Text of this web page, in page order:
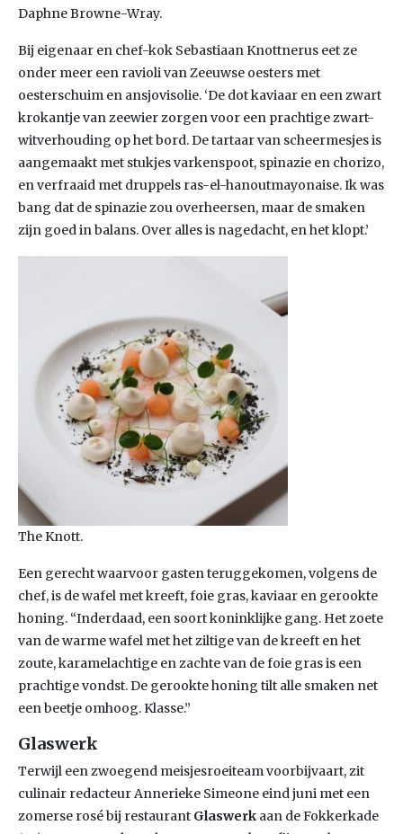
Daphne Browne-Wray.
Bij eigenaar en chef-kok Sebastiaan Knottnerus eet ze
onder meer een ravioli van Zeeuwse oesters met
oesterschuim en ansjovisolie. ‘De dot kaviaar en een zwart
krokantje van zeewier zorgen voor een prachtige zwart-
witverhouding op het bord. De tartaar van scheermesjes is
aangemaakt met stukjes varkenspoot, spinazie en chorizo,
en verfraaid met druppels ras-el-hanoutmayonaise. Ik was
bang dat de spinazie zou overheersen, maar de smaken
zijn goed in balans. Over alles is nagedacht, en het klopt.’
The Knott.
Een gerecht waarvoor gasten teruggekomen, volgens de
chef, is de wafel met kreeft, foie gras, kaviaar en gerookte
honing. “Inderdaad, een soort koninklijke gang. Het zoete
van de warme wafel met het ziltige van de kreeft en het
zoute, karamelachtige en zachte van de foie gras is een
prachtige vondst. De gerookte honing tilt alle smaken net
een beetje omhoog. Klasse.”
Glaswerk
Terwijl een zwoegend meisjesroeiteam voorbijvaart, zit
culinair redacteur Annerieke Simeone eind juni met een
zomerse rosé bij restaurant Glaswerk aan de Fokkerkade